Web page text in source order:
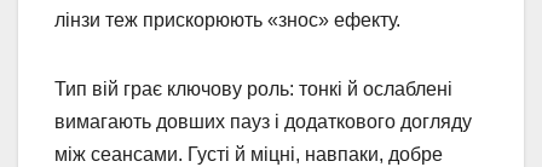
лінзи теж прискорюють «знос» ефекту.
Тип вій грає ключову роль: тонкі й ослаблені
вимагають довших пауз і додаткового догляду
між сеансами. Густі й міцні, навпаки, добре